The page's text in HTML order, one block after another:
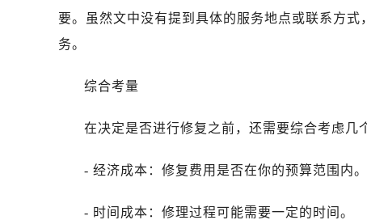
黑龙江省齐齐哈尔市龙沙区龙华路劳
吉林省白山市浑江区浑江大街劳力士
吉林省辽源市龙山区人民大街劳力士
吉林省梅河口市新华街道梅河大街劳
要。虽然文中没有提到具体的服务地点或联系方
务。
综合考量
在决定是否进行修复之前，还需要综合考虑几
- 经济成本：修复费用是否在你的预算范围内。
- 时间成本：修理过程可能需要一定的时间。